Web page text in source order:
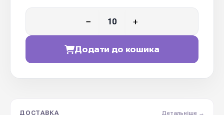
− +
Додати до кошика
ДОСТАВКА Детальніше →